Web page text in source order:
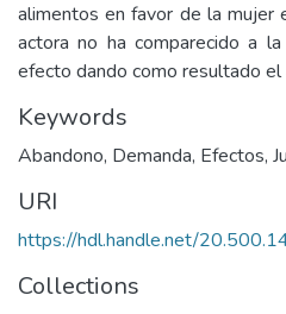
alimentos en favor de la mujer
actora no ha comparecido a
efecto dando como resultado el
Keywords
Abandono, Demanda, Efectos,
URI
https://hdl.handle.net/
Collections